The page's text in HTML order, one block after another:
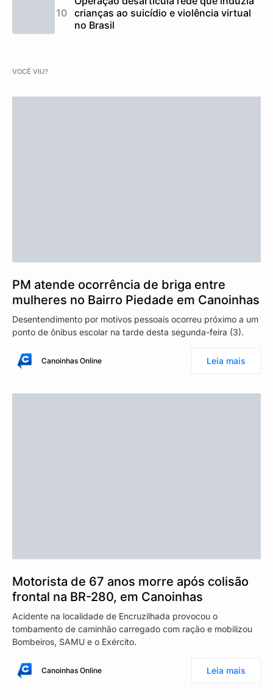
crianças ao suicídio e violência virtual
no Brasil
VOCÊ VIU?
PM atende ocorrência de briga entre
mulheres no Bairro Piedade em Canoinhas
Desentendimento por motivos pessoais ocorreu próximo a um
ponto de ônibus escolar na tarde desta segunda-feira (3).
Canoinhas Online Leia mais
Motorista de 67 anos morre após colisão
frontal na BR-280, em Canoinhas
Acidente na localidade de Encruzilhada provocou o
tombamento de caminhão carregado com ração e mobilizou
Bombeiros, SAMU e o Exército.
Canoinhas Online Leia mais